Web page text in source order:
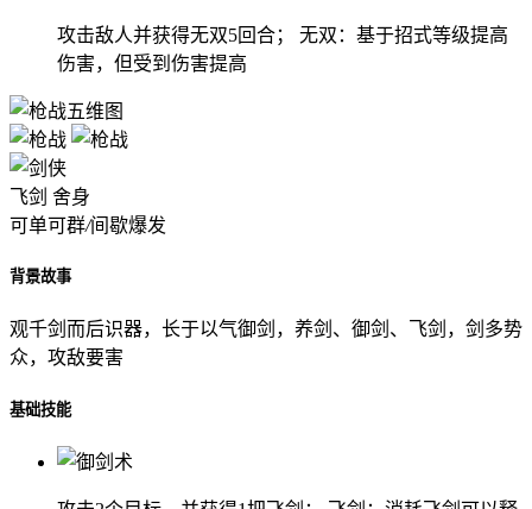
攻击敌人并获得无双5回合； 无双：基于招式等级提高
伤害，但受到伤害提高
飞剑 舍身
可单可群/间歇爆发
背景故事
观千剑而后识器，长于以气御剑，养剑、御剑、飞剑，剑多势
众，攻敌要害
基础技能